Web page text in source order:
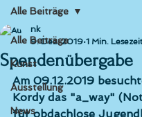
Alle Beiträge
Kunst
Ausstellung
News
Alle Beiträge
Spendenübergabe
nk
9. Dez. 2019 1 Min. Lesezeit
Am 09.12.2019
Kordy das "a_way"
für obdachlose